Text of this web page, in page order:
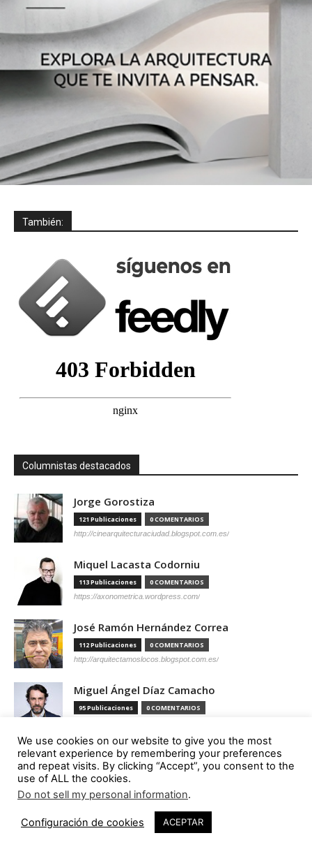
También:
Columnistas destacados
Jorge Gorostiza
121 Publicaciones 0 COMENTARIOS
http://cinearquitecturaciudad.blogspot.com.es/
Miquel Lacasta Codorniu
113 Publicaciones 0 COMENTARIOS
https://axonometrica.wordpress.com/
José Ramón Hernández Correa
112 Publicaciones 0 COMENTARIOS
http://arquitectamoslocos.blogspot.com.es/
Miguel Ángel Díaz Camacho
95 Publicaciones 0 COMENTARIOS
Ana Barreiro Blanco
92 Publicaciones 0 COMENTARIOS
https://tallerabierto.gal/gl/
Íñigo García Odiaga
0 COMENTARIOS
We use cookies on our website to give you the most
relevant experience by remembering your preferences
and repeat visits. By clicking “Accept”, you consent to the
use of ALL the cookies.
Do not sell my personal information.
Configuración de cookies ACEPTAR